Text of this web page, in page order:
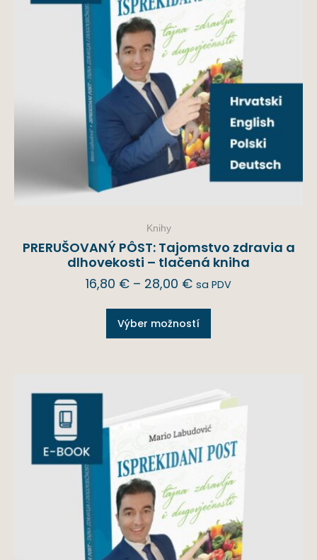
Knihy
PRERUŠOVANÝ PÔST: Tajomstvo zdravia a
dlhovekosti – tlačená kniha
16,80 € – 28,00 € sa PDV
Výber možností